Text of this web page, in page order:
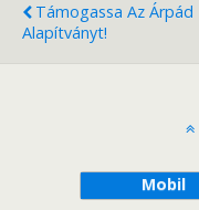
Támogassa Az Árpád
Alapítványt!
Mobil